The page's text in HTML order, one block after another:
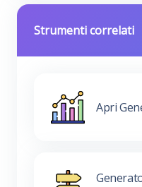
Strumenti correlati
Apri